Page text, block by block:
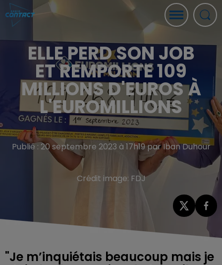
ELLE PERD SON JOB
ET REMPORTE 109
MILLIONS D'EUROS À
L'EUROMILLIONS
Publié : 20 septembre 2023 à 17h19 par Iban Duhour
Crédit image: FDJ
"Je m’inquiétais beaucoup mais je